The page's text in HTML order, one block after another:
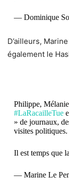
— Dominique
D’ailleurs,
également le
Philippe,
#LaRacailleTue
» de journaux,
visites politiques.
Il est temps que
— Marine Le